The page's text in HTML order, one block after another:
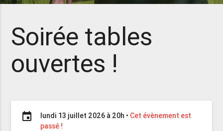
Soirée tables
ouvertes !
event lundi 13 juillet 2026 à 20h • Cet évènement est
passé !